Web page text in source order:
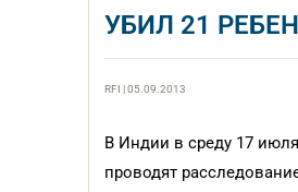
УБИЛ 21
RFI | 05.09.2013
В Индии в среду 17
проводят